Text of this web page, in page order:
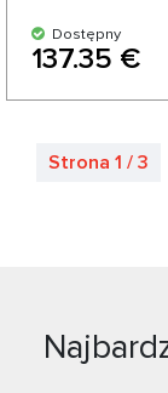
Dostępny
137.35 €
Strona 1 / 3